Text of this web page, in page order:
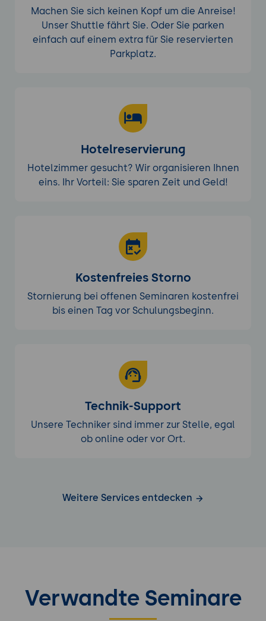
Machen Sie sich keinen Kopf um die Anreise!
Unser Shuttle fährt Sie. Oder Sie parken
einfach auf einem extra für Sie reservierten
Parkplatz.
Hotelreservierung
Hotelzimmer gesucht? Wir organisieren Ihnen
eins. Ihr Vorteil: Sie sparen Zeit und Geld!
Kostenfreies Storno
Stornierung bei offenen Seminaren kostenfrei
bis einen Tag vor Schulungsbeginn.
Technik-Support
Unsere Techniker sind immer zur Stelle, egal
ob online oder vor Ort.
Weitere Services entdecken
Verwandte Seminare